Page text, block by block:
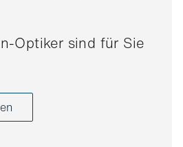
Optiker sind für Sie